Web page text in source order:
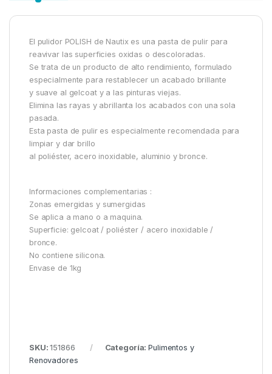
El pulidor POLISH de Nautix es una pasta de pulir para
reavivar las superficies oxidas o descoloradas.
Se trata de un producto de alto rendimiento, formulado
especialmente para restablecer un acabado brillante
y suave al gelcoat y a las pinturas viejas.
Elimina las rayas y abrillanta los acabados con una sola
pasada.
Esta pasta de pulir es especialmente recomendada para
limpiar y dar brillo
al poliéster, acero inoxidable, aluminio y bronce.
Informaciones complementarias :
Zonas emergidas y sumergidas
Se aplica a mano o a maquina.
Superficie: gelcoat / poliéster / acero inoxidable /
bronce.
No contiene silicona.
Envase de 1kg
SKU:151866 Categoría:Pulimentos y
Renovadores